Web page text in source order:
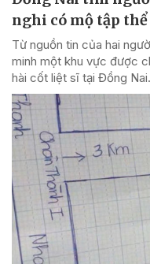
nghi có mộ tập
Từ nguồn tin của hai
minh một khu vực được
hài cốt liệt sĩ tại Đồng Nai.